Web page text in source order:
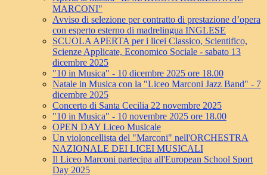
MARCONI"
Avviso di selezione per contratto di prestazione d’opera
con esperto esterno di madrelingua INGLESE
SCUOLA APERTA per i licei Classico, Scientifico,
Scienze Applicate, Economico Sociale - sabato 13
dicembre 2025
"10 in Musica" - 10 dicembre 2025 ore 18.00
Natale in Musica con la "Liceo Marconi Jazz Band" - 7
dicembre 2025
Concerto di Santa Cecilia 22 novembre 2025
"10 in Musica" - 10 novembre 2025 ore 18.00
OPEN DAY Liceo Musicale
Un violoncellista del "Marconi" nell'ORCHESTRA
NAZIONALE DEI LICEI MUSICALI
Il Liceo Marconi partecipa all'European School Sport
Day 2025